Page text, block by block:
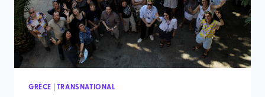
GRÈCE TRANSNATIONAL